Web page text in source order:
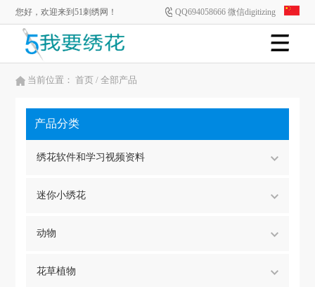
您好，欢迎来到51刺绣网！ QQ694058666 微信digitizing
当前位置：首页 / 全部产品
产品分类
绣花软件和学习视频资料
迷你小绣花
动物
花草植物